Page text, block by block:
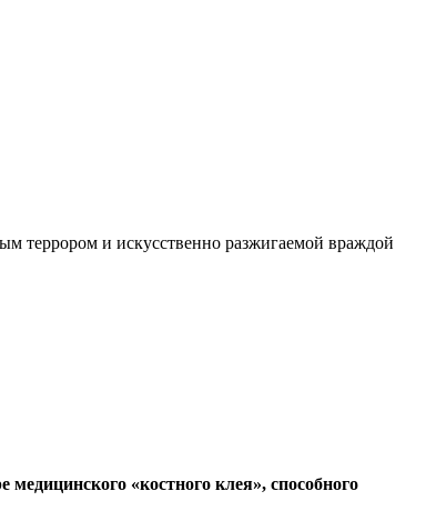
террором и искусственно разжигаемой враждой
«костного клея», способного